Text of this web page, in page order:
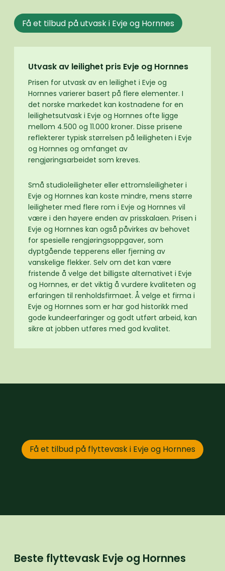
Få et tilbud på utvask i Evje og Hornnes
Utvask av leilighet pris Evje og Hornnes
Prisen for utvask av en leilighet i Evje og
Hornnes varierer basert på flere elementer. I
det norske markedet kan kostnadene for en
leilighetsutvask i Evje og Hornnes ofte ligge
mellom 4.500 og 11.000 kroner. Disse prisene
reflekterer typisk størrelsen på leiligheten i Evje
og Hornnes og omfanget av
rengjøringsarbeidet som kreves.
Små studioleiligheter eller ettromsleiligheter i
Evje og Hornnes kan koste mindre, mens større
leiligheter med flere rom i Evje og Hornnes vil
være i den høyere enden av prisskalaen. Prisen i
Evje og Hornnes kan også påvirkes av behovet
for spesielle rengjøringsoppgaver, som
dyptgående tepperens eller fjerning av
vanskelige flekker. Selv om det kan være
fristende å velge det billigste alternativet i Evje
og Hornnes, er det viktig å vurdere kvaliteten og
erfaringen til renholdsfirmaet. Å velge et firma i
Evje og Hornnes som er har god historikk med
gode kundeerfaringer og godt utført arbeid, kan
sikre at jobben utføres med god kvalitet.
Få et tilbud på flyttevask i Evje og Hornnes
Beste flyttevask Evje og Hornnes